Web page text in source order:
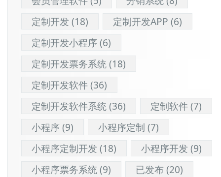
定制开发 (18) 定制开发APP (6)
定制开发小程序(6)
定制开发票务系统(18)
定制开发软件(36)
定制开发软件系统(36) 定制软件(7)
小程序(9) 小程序定制 (7)
小程序定制开发 (18) 小程序开发 (9)
小程序票务系统(9) 已发布(20)